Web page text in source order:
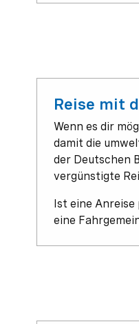
Reise mit
Wenn es dir
damit die
der Deutschen
vergünstigte
Ist eine Anreise
eine